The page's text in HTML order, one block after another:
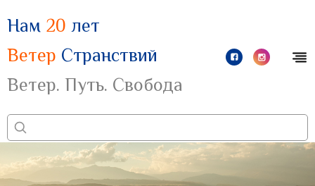
Нам 20 лет
Ветер Странствий
Ветер. Путь. Свобода